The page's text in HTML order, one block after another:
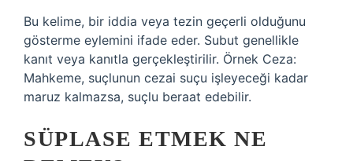
Bu kelime, bir iddia veya tezin geçerli olduğunu
gösterme eylemini ifade eder. Subut genellikle
kanıt veya kanıtla gerçekleştirilir. Örnek Ceza:
Mahkeme, suçlunun cezai suçu işleyeceği kadar
maruz kalmazsa, suçlu beraat edebilir.
SÜPLASE ETMEK NE